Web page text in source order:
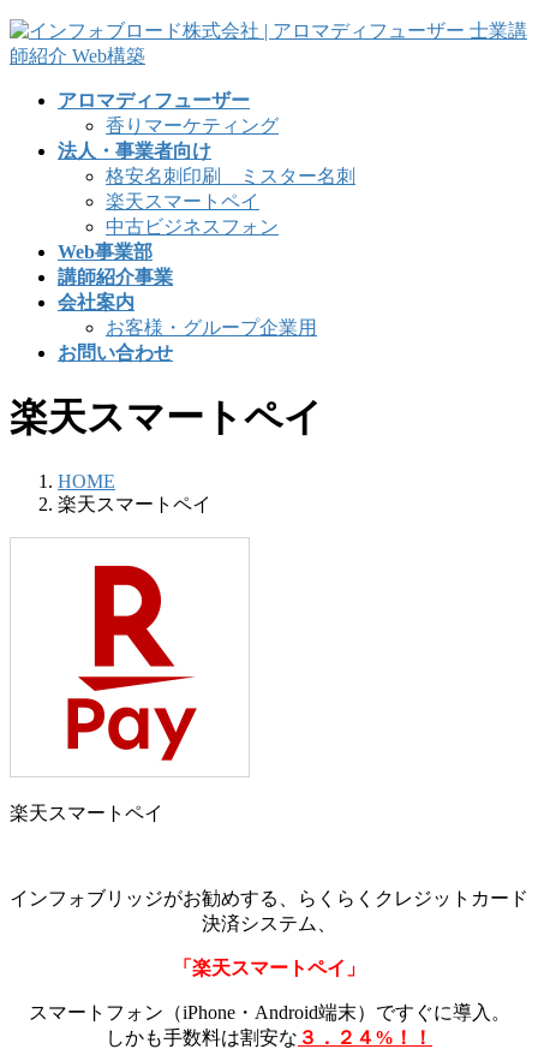
コ
ン
ナ
ビ
アロマディフューザー
香りマーケティング
法人・事業者向け
格安名刺印刷 ミスター名刺
楽天スマートペイ
中古ビジネスフォン
Web事業部
講師紹介事業
会社案内
お客様・グループ企業用
お問い合わせ
楽天スマートペイ
HOME
楽天スマートペイ
楽天スマートペイ
インフォブリッジがお勧めする、らくらくクレジットカード
決済システム、
「楽天スマートペイ」
スマートフォン（iPhone・Android端末）ですぐに導入。
しかも手数料は割安な ３．２４%！！